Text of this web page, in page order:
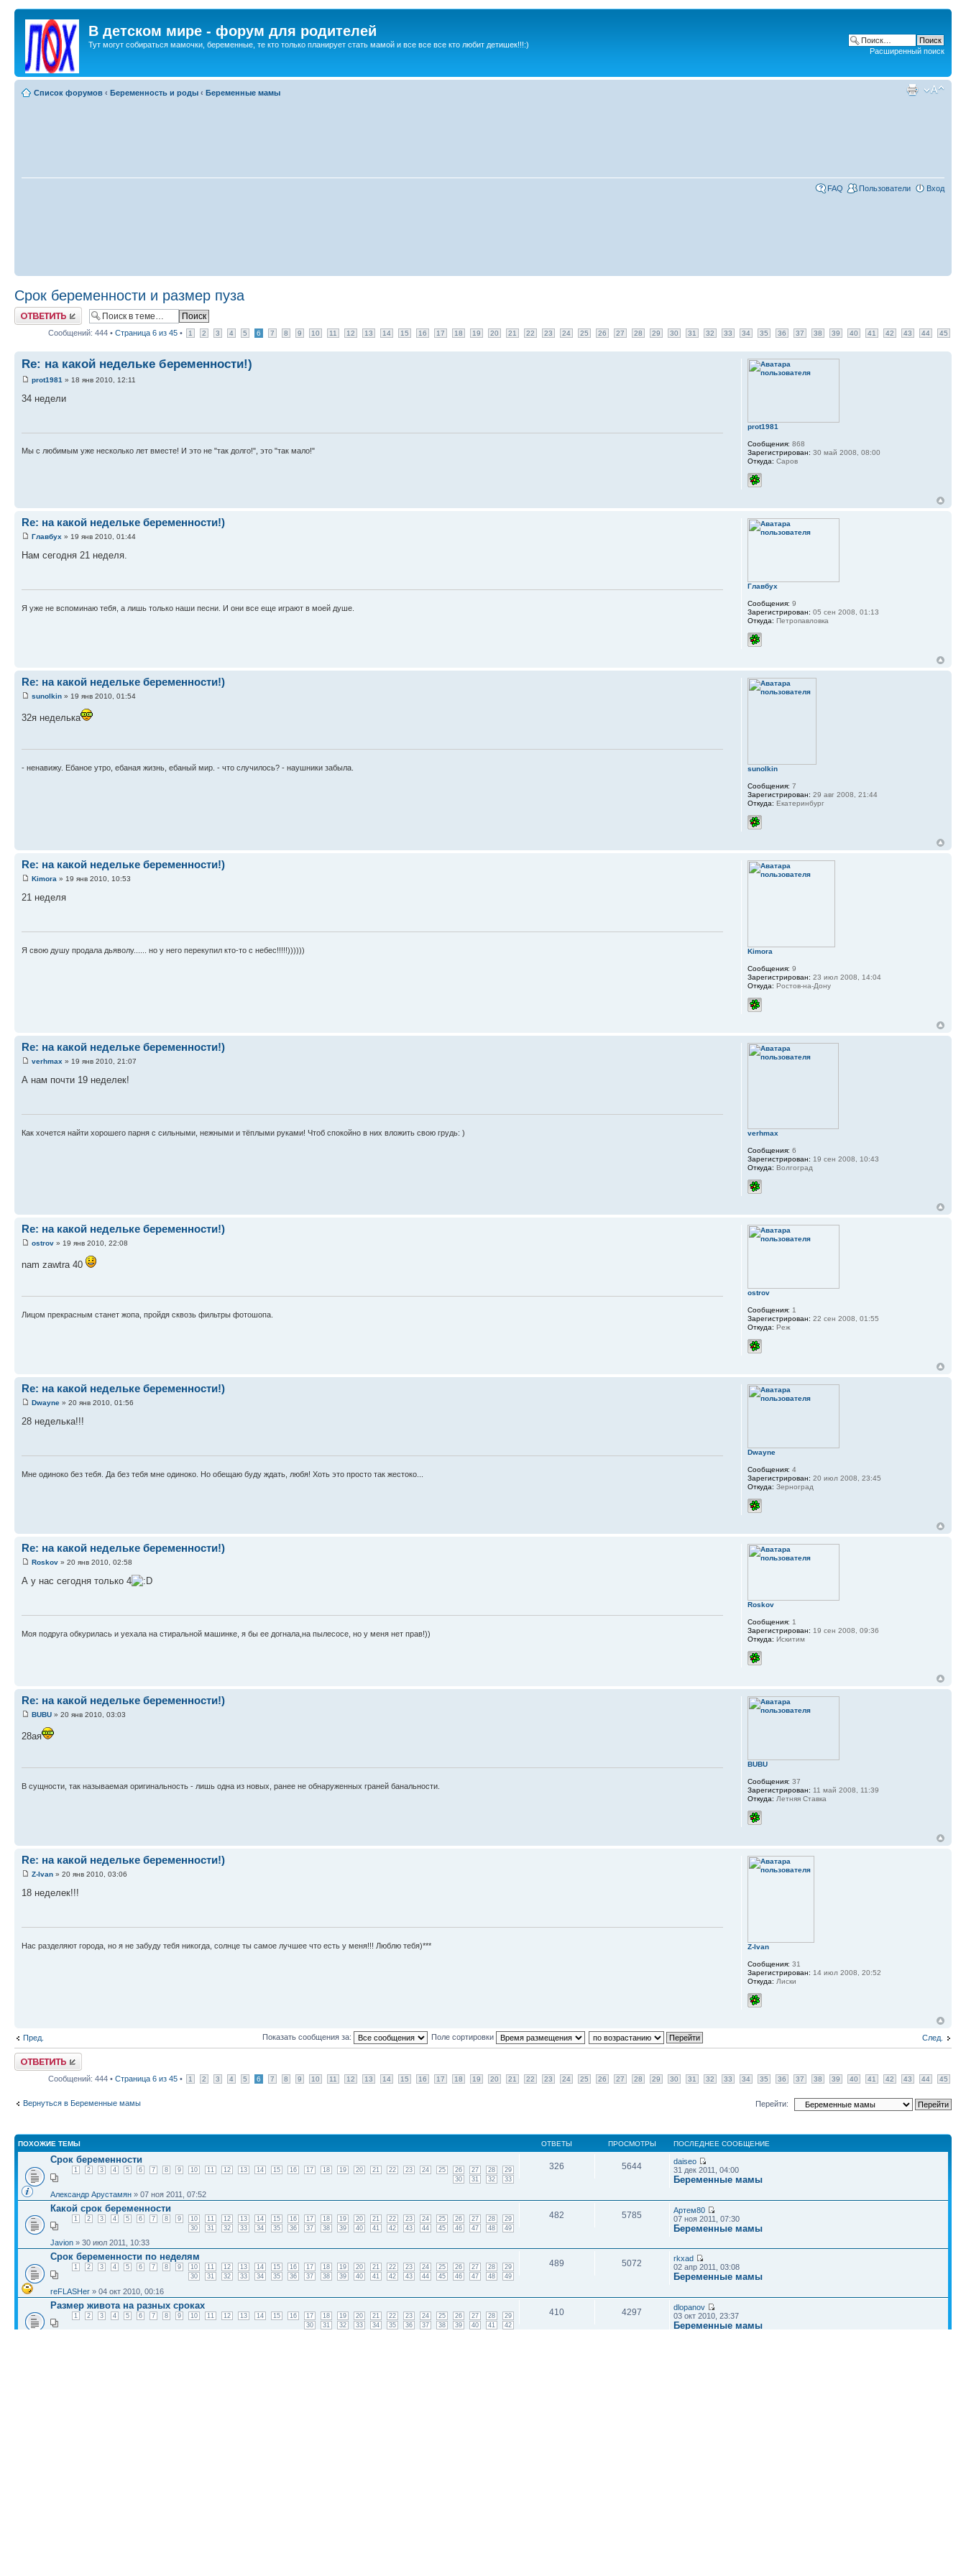
В детском мире - форум для родителей
Тут могут собираться мамочки, беременные, те кто только планирует стать мамой и все все все кто любит детишек!!!:)
Расширенный поиск
Список форумов ‹ Беременность и роды ‹ Беременные мамы
FAQ Пользователи Вход
Срок беременности и размер пуза
Ответить
Сообщений: 444 • Страница 6 из 45 • 1 2 3 4 5 6 7 8 9 10 11 12 13 14 15 16 17 18 19 20 21 22 23 24 25 26 27 28 29 30 31 32 33 34 35 36 37 38 39 40 41 42 43 44 45
Re: на какой недельке беременности!)
prot1981 » 18 янв 2010, 12:11
34 недели
Мы с любимым уже несколько лет вместе! И это не "так долго!", это "так мало!"
prot1981
Сообщения: 868
Зарегистрирован: 30 май 2008, 08:00
Откуда: Саров
Re: на какой недельке беременности!)
Главбух » 19 янв 2010, 01:44
Нам сегодня 21 неделя.
Я уже не вспоминаю тебя, а лишь только наши песни. И они все еще играют в моей душе.
Главбух
Сообщения: 9
Зарегистрирован: 05 сен 2008, 01:13
Откуда: Петропавловка
Re: на какой недельке беременности!)
sunolkin » 19 янв 2010, 01:54
32я неделька
- ненавижу. Ебаное утро, ебаная жизнь, ебаный мир. - что случилось? - наушники забыла. sunolkin
Сообщения: 7
Зарегистрирован: 29 авг 2008, 21:44
Откуда: Екатеринбург
Re: на какой недельке беременности!)
Kimora » 19 янв 2010, 10:53
21 неделя
Я свою душу продала дьяволу...... но у него перекупил кто-то с небес!!!!!)))))) Kimora
Сообщения: 9
Зарегистрирован: 23 июл 2008, 14:04
Откуда: Ростов-на-Дону
Re: на какой недельке беременности!)
verhmax » 19 янв 2010, 21:07
А нам почти 19 неделек!
Как хочется найти хорошего парня с сильными, нежными и тёплыми руками! Чтоб спокойно в них вложить свою грудь: ) verhmax
Сообщения: 6
Зарегистрирован: 19 сен 2008, 10:43
Откуда: Волгоград
Re: на какой недельке беременности!)
ostrov » 19 янв 2010, 22:08
nam zawtra 40
Лицом прекрасным станет жопа, пройдя сквозь фильтры фотошопа.
ostrov
Сообщения: 1
Зарегистрирован: 22 сен 2008, 01:55
Откуда: Реж
Re: на какой недельке беременности!)
Dwayne » 20 янв 2010, 01:56
28 неделька!!!
Мне одиноко без тебя. Да без тебя мне одиноко. Но обещаю буду ждать, любя! Хоть это просто так жестоко...
Dwayne
Сообщения: 4
Зарегистрирован: 20 июл 2008, 23:45
Откуда: Зерноград
Re: на какой недельке беременности!)
Roskov » 20 янв 2010, 02:58
А у нас сегодня только 4
Моя подруга обкурилась и уехала на стиральной машинке, я бы ее догнала,на пылесосе, но у меня нет прав!))
Roskov
Сообщения: 1
Зарегистрирован: 19 сен 2008, 09:36
Откуда: Искитим
Re: на какой недельке беременности!)
BUBU » 20 янв 2010, 03:03
28ая
В сущности, так называемая оригинальность - лишь одна из новых, ранее не обнаруженных граней банальности.
BUBU
Сообщения: 37
Зарегистрирован: 11 май 2008, 11:39
Откуда: Летняя Ставка
Re: на какой недельке беременности!)
Z-Ivan » 20 янв 2010, 03:06
18 неделек!!!
Нас разделяют города, но я не забуду тебя никогда, солнце ты самое лучшее что есть у меня!!! Люблю тебя)*** Z-Ivan
Сообщения: 31
Зарегистрирован: 14 июл 2008, 20:52
Откуда: Лиски
Пред. След.
Показать сообщения за: Поле сортировки
Ответить
Сообщений: 444 • Страница 6 из 45 • 1 2 3 4 5 6 7 8 9 10 11 12 13 14 15 16 17 18 19 20 21 22 23 24 25 26 27 28 29 30 31 32 33 34 35 36 37 38 39 40 41 42 43 44 45
Вернуться в Беременные мамы Перейти:
ПОХОЖИЕ ТЕМЫ ОТВЕТЫ ПРОСМОТРЫ ПОСЛЕДНЕЕ СООБЩЕНИЕ
Срок беременности
1 2 3 4 5 6 7 8 9 10 11 12 13 14 15 16 17 18 19 20 21 22 23 24 25 26 27 28
29
30
31 32 33
Александр Арустамян » 07 ноя 2011, 07:52
326 5644
daiseo
31 дек 2011, 04:00
Беременные мамы
Какой срок беременности
1 2 3 4 5 6 7 8 9 10 11 12 13 14 15 16 17 18 19 20 21 22 23 24 25 26 27 28
29
30
31 32 33 34 35 36 37 38 39 40 41 42 43 44 45 46 47 48 49
Javion » 30 июл 2011, 10:33
482 5785
Артем80
07 ноя 2011, 07:30
Беременные мамы
Срок беременности по неделям
1 2 3 4 5 6 7 8 9 10 11 12 13 14 15 16 17 18 19 20 21 22 23 24 25 26 27 28
29
30
31 32 33 34 35 36 37 38 39 40 41 42 43 44 45 46 47 48 49
reFLASHer » 04 окт 2010, 00:16
489 5072
rkxad
02 апр 2011, 03:08
Беременные мамы
Размер живота на разных сроках
1 2 3 4 5 6 7 8 9 10 11 12 13 14 15 16 17 18 19 20 21 22 23 24 25 26 27 28
29
30
31 32 33 34 35 36 37 38 39 40 41 42
410 4297
dlopanov
03 окт 2010, 23:37
Беременные мамы